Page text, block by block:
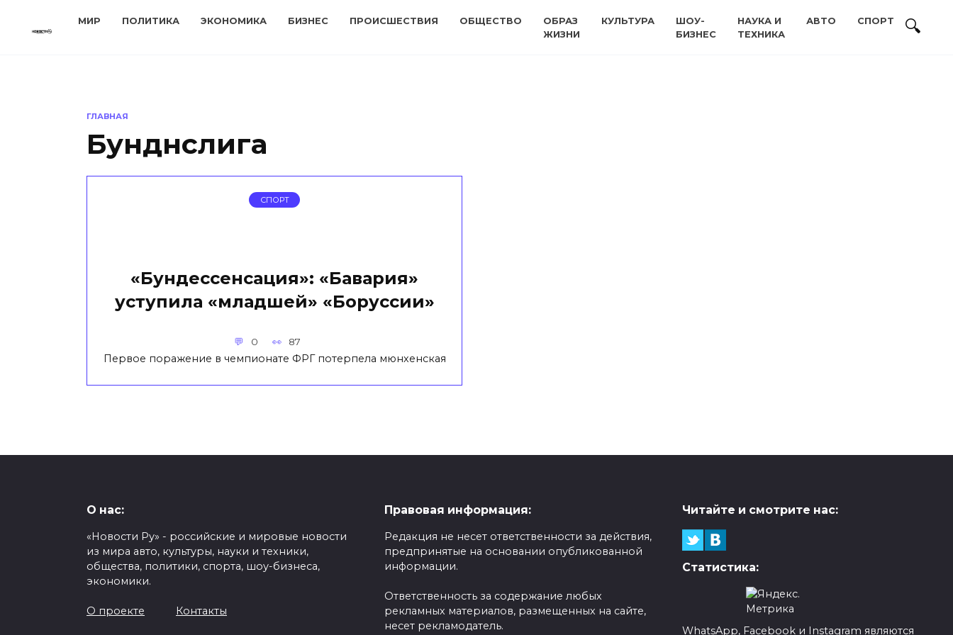
МИР ПОЛИТИКА ЭКОНОМИКА БИЗНЕС ПРОИСШЕСТВИЯ ОБЩЕСТВО
ОБРАЗ
ЖИЗНИ
КУЛЬТУРА
ШОУ-
БИЗНЕС
НАУКА И
ТЕХНИКА
АВТО СПОРТ
ГЛАВНАЯ
Бунднслига
СПОРТ
«Бундессенсация»: «Бавария»
уступила «младшей» «Боруссии»
0 87
Первое поражение в чемпионате ФРГ потерпела мюнхенская
О нас:
«Новости Ру» - российские и мировые новости
из мира авто, культуры, науки и техники,
общества, политики, спорта, шоу-бизнеса,
экономики.
О проекте Контакты
Правовая информация:
Редакция не несет ответственности за действия,
предпринятые на основании опубликованной
информации.
Ответственность за содержание любых
рекламных материалов, размещенных на сайте,
несет рекламодатель.
Читайте и смотрите нас:
Статистика:
WhatsApp, Facebook и Instagram являются